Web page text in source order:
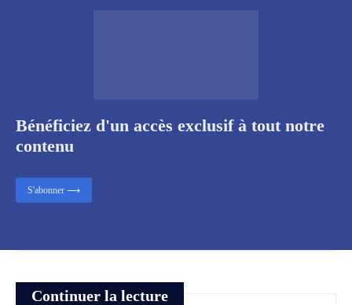
Continuer la lecture
Bénéficiez d'un accès exclusif à tout notre
contenu
S'abonner ⟶